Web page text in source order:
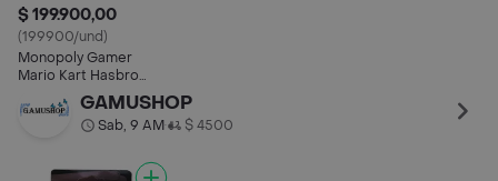
$ 199.900,00
(199900/und)
Monopoly Gamer
Mario Kart Hasbro
Juego De Mesa En
Español
GAMUSHOP
Sab, 9 AM• $ 4500